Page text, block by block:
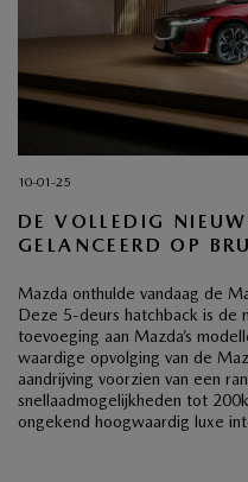
10-01-25
DE VOLLEDIG
GELANCEERD OP
Mazda onthulde vandaag de
Deze 5-deurs hatchback is de
toevoeging aan Mazda’s
waardige opvolging van de
aandrijving voorzien van een
snellaadmogelijkheden tot
ongekend hoogwaardig luxe